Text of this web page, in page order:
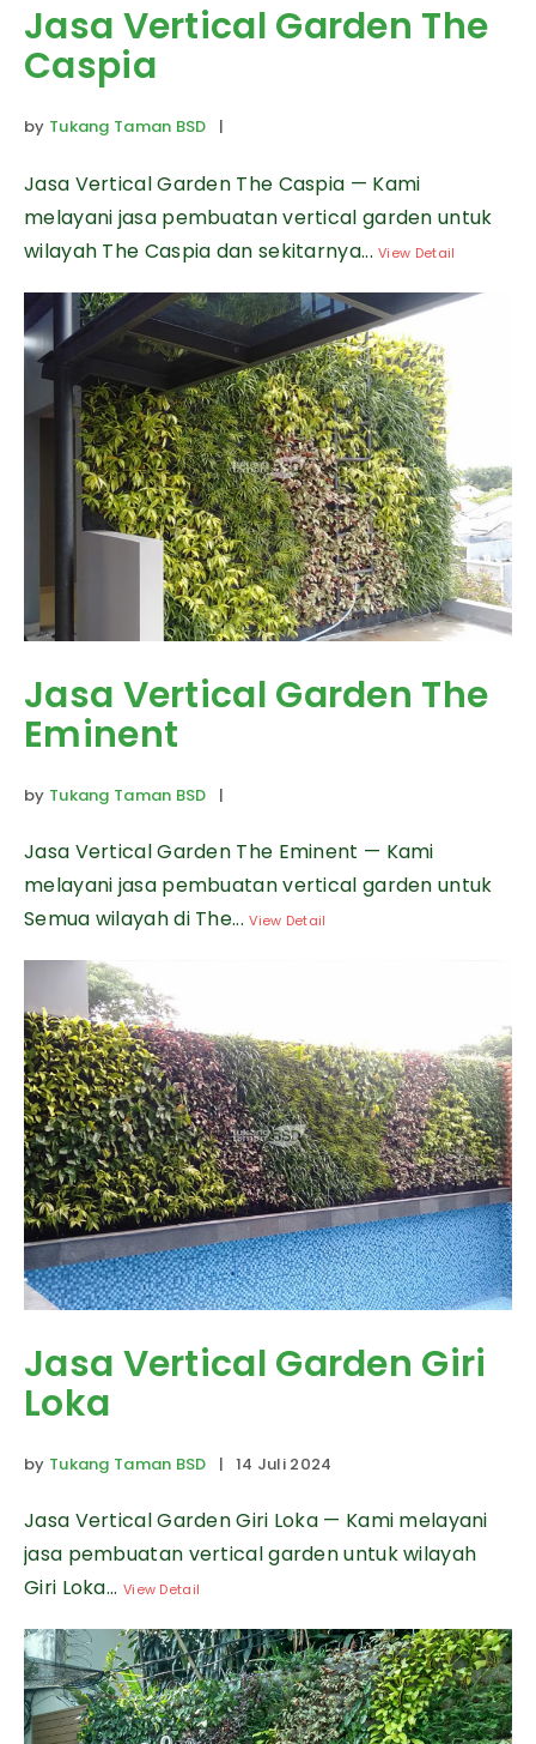
Jasa Vertical Garden The
Caspia
by Tukang Taman BSD |
Jasa Vertical Garden The Caspia — Kami
melayani jasa pembuatan vertical garden untuk
wilayah The Caspia dan sekitarnya...View Detail
Jasa Vertical Garden The
Eminent
by Tukang Taman BSD |
Jasa Vertical Garden The Eminent — Kami
melayani jasa pembuatan vertical garden untuk
Semua wilayah di The...View Detail
Jasa Vertical Garden Giri
Loka
by Tukang Taman BSD | 14 Juli 2024
Jasa Vertical Garden Giri Loka — Kami melayani
jasa pembuatan vertical garden untuk wilayah
Giri Loka... View Detail